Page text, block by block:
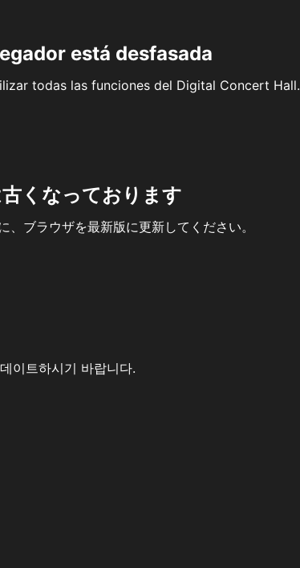
está desfasada
todas las funciones del Digital Concert Hall.
くなっております
ブラウザを最新版に更新してください。
이트하시기 바랍니다.